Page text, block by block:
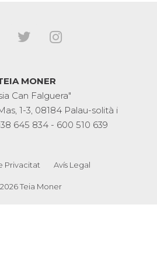
MONER
Can Falguera"
1-3, 08184 Palau-solità i
645 834 - 600 510 639
Privacitat Avís Legal
Teia Moner